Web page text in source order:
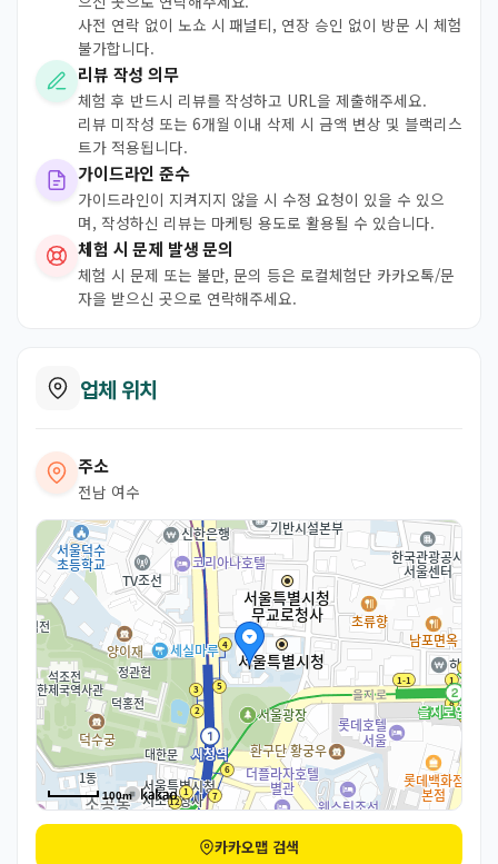
사전 연락 없이 노쇼 시 패널티, 연장 승인 없이 방문 시 체험
불가합니다.
리뷰 작성 의무
체험 후 반드시 리뷰를 작성하고 URL을 제출해주세요.
리뷰 미작성 또는 6개월 이내 삭제 시 금액 변상 및 블랙리스
트가 적용됩니다.
가이드라인 준수
가이드라인이 지켜지지 않을 시 수정 요청이 있을 수 있으
며, 작성하신 리뷰는 마케팅 용도로 활용될 수 있습니다.
체험 시 문제 발생 문의
체험 시 문제 또는 불만, 문의 등은 로컬체험단 카카오톡/문
자을 받으신 곳으로 연락해주세요.
업체 위치
주소
전남 여수
100m
카카오맵 검색